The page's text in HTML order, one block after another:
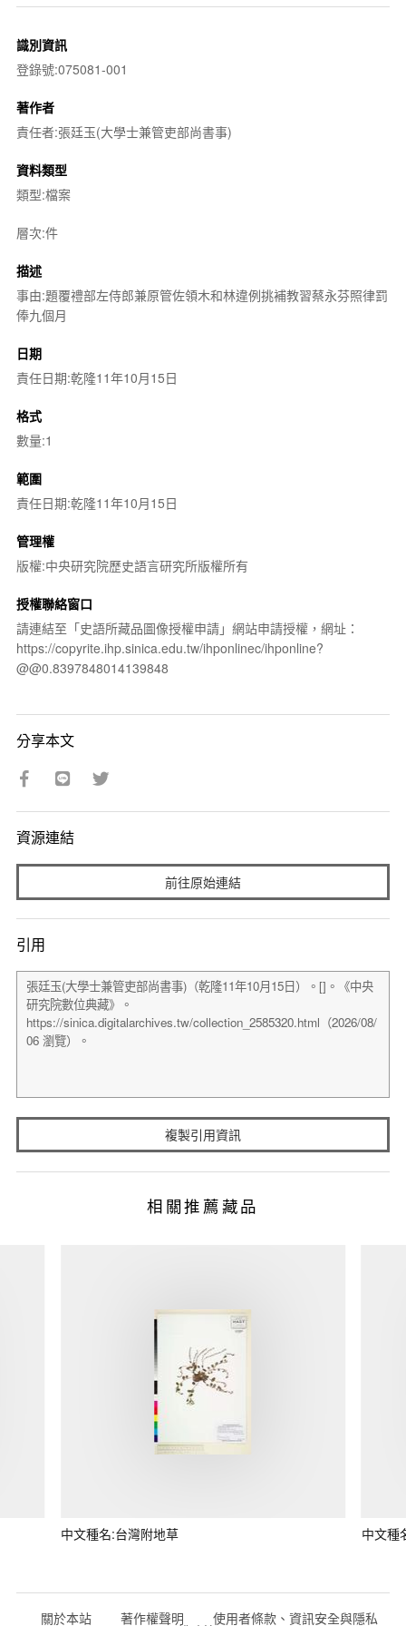
識別資訊
登錄號:075081-001
著作者
責任者:張廷玉(大學士兼管吏部尚書事)
資料類型
類型:檔案
層次:件
描述
事由:題覆禮部左侍郎兼原管佐領木和林違例挑補教習蔡永芬照律罰
俸九個月
日期
責任日期:乾隆11年10月15日
格式
數量:1
範圍
責任日期:乾隆11年10月15日
管理權
版權:中央研究院歷史語言研究所版權所有
授權聯絡窗口
請連結至「史語所藏品圖像授權申請」網站申請授權，網址：
https://copyrite.ihp.sinica.edu.tw/ihponlinec/ihponline?
@@0.8397848014139848
分享本文
資源連結
前往原始連結
引用
複製引用資訊
相關推薦藏品
中文種名:台灣附地草 中文種
關於本站 著作權聲明 使用者條款、資訊安全與隱私